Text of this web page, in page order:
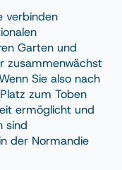
verbinden
Garten und
zusammenwächst
Sie also nach
zum Toben
ermöglicht und
sind
der Normandie